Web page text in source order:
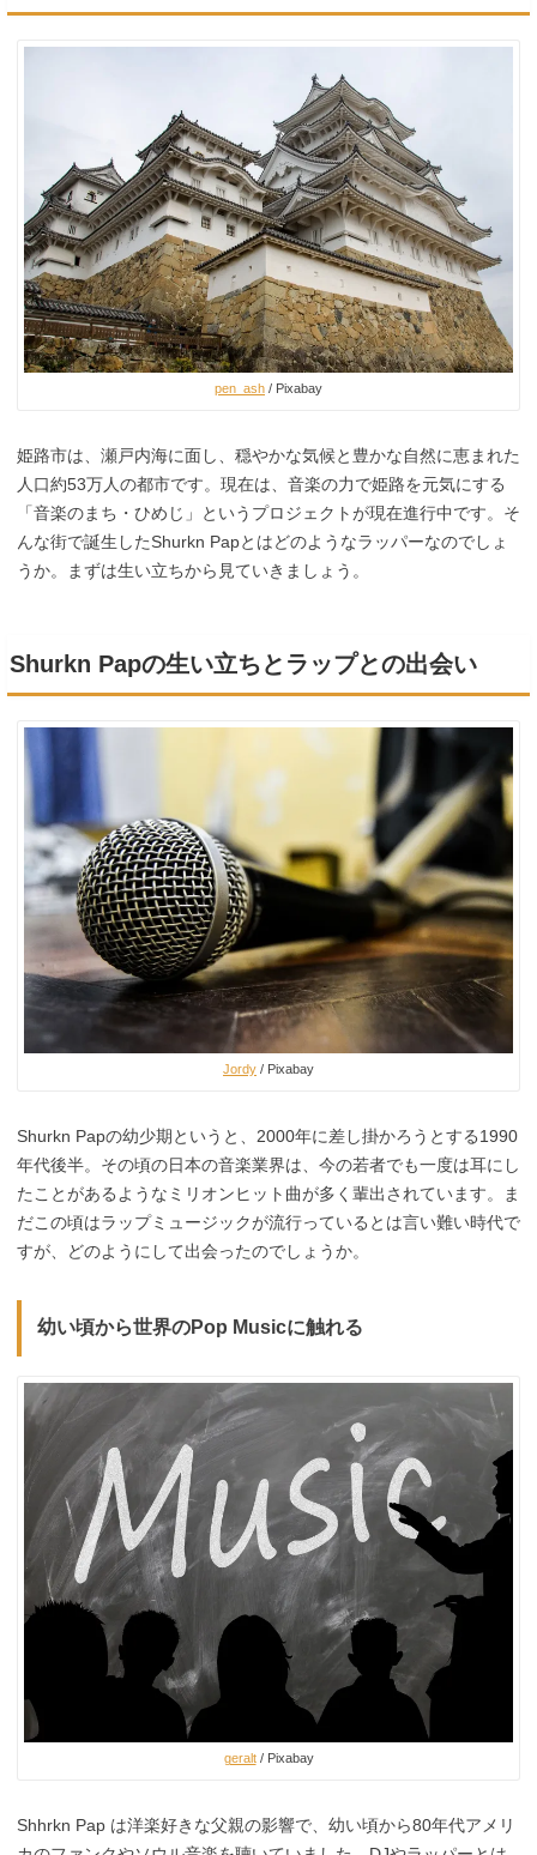
pen_ash / Pixabay
姫路市は、瀬戸内海に面し、穏やかな気候と豊かな自然に恵まれた
人口約53万人の都市です。現在は、音楽の力で姫路を元気にする
「音楽のまち・ひめじ」というプロジェクトが現在進行中です。そ
んな街で誕生したShurkn Papとはどのようなラッパーなのでしょ
うか。まずは生い立ちから見ていきましょう。
Shurkn Papの生い立ちとラップとの出会い
Jordy / Pixabay
Shurkn Papの幼少期というと、2000年に差し掛かろうとする1990
年代後半。その頃の日本の音楽業界は、今の若者でも一度は耳にし
たことがあるようなミリオンヒット曲が多く輩出されています。ま
だこの頃はラップミュージックが流行っているとは言い難い時代で
すが、どのようにして出会ったのでしょうか。
幼い頃から世界のPop Musicに触れる
geralt/ Pixabay
Shhrkn Pap は洋楽好きな父親の影響で、幼い頃から80年代アメリ